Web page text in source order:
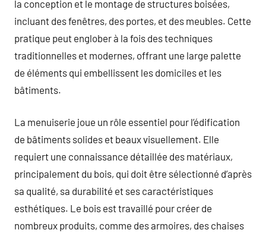
la conception et le montage de structures boisées,
incluant des fenêtres, des portes, et des meubles. Cette
pratique peut englober à la fois des techniques
traditionnelles et modernes, offrant une large palette
de éléments qui embellissent les domiciles et les
bâtiments.
La menuiserie joue un rôle essentiel pour l’édification
de bâtiments solides et beaux visuellement. Elle
requiert une connaissance détaillée des matériaux,
principalement du bois, qui doit être sélectionné d’après
sa qualité, sa durabilité et ses caractéristiques
esthétiques. Le bois est travaillé pour créer de
nombreux produits, comme des armoires, des chaises